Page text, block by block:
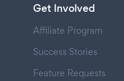
Get Involved
Affiliate Program
Success Stories
Feature Requests